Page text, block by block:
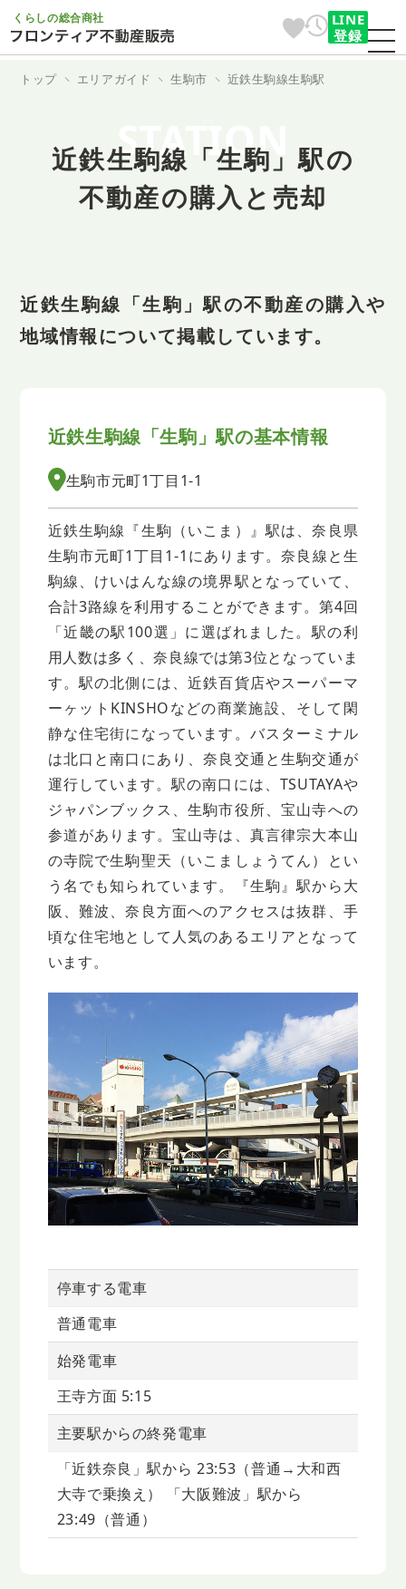
くらしの総合商社
LINE
登録
トップ エリアガイド 生駒市 近鉄生駒線生駒駅
STATION
近鉄生駒線「生駒」駅の
不動産の購入と売却
近鉄生駒線「生駒」駅の不動産の購入や
地域情報について掲載しています。
近鉄生駒線「生駒」駅の基本情報
生駒市元町1丁目1-1
近鉄生駒線『生駒（いこま）』駅は、奈良県
生駒市元町1丁目1-1にあります。奈良線と生
駒線、けいはんな線の境界駅となっていて、
合計3路線を利用することができます。第4回
「近畿の駅100選」に選ばれました。駅の利
用人数は多く、奈良線では第3位となっていま
す。駅の北側には、近鉄百貨店やスーパーマ
ーヶットKINSHOなどの商業施設、そして閑
静な住宅街になっています。バスターミナル
は北口と南口にあり、奈良交通と生駒交通が
運行しています。駅の南口には、TSUTAYAや
ジャパンブックス、生駒市役所、宝山寺への
参道があります。宝山寺は、真言律宗大本山
の寺院で生駒聖天（いこましょうてん）とい
う名でも知られています。『生駒』駅から大
阪、難波、奈良方面へのアクセスは抜群、手
頃な住宅地として人気のあるエリアとなって
います。
停車する電車
普通電車
始発電車
王寺方面 5:15
主要駅からの終発電車
「近鉄奈良」駅から 23:53（普通→大和西
大寺で乗換え） 「大阪難波」駅から
23:49（普通）